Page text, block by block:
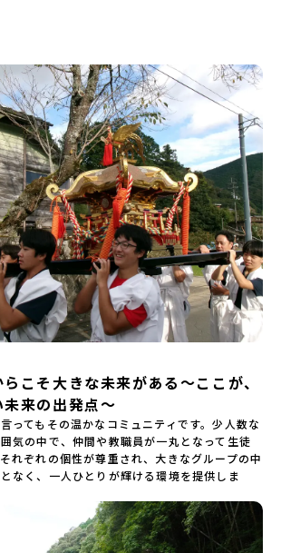
こそ大きな未来がある～ここが、
来の出発点～
ってもその温かなコミュニティです。少人数な
気の中で、仲間や教職員が一丸となって生徒
れぞれの個性が尊重され、大きなグループの中
なく、一人ひとりが輝ける環境を提供しま